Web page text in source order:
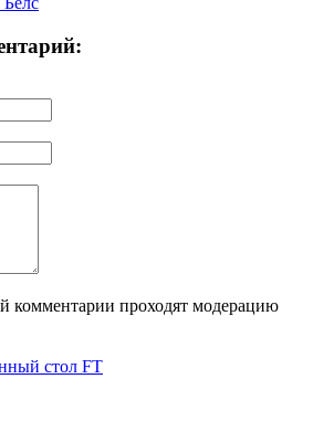
комментарии проходят модерацию